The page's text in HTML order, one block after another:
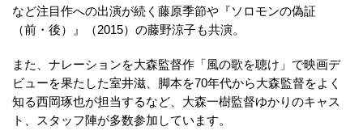
など注目作への出演が続く藤原季節や『ソロモンの偽証
（前・後）』（2015）の藤野涼子も共演。
また、ナレーションを大森監督作「風の歌を聴け」で映画デ
ビューを果たした室井滋、脚本を70年代から大森監督をよく
知る西岡琢也が担当するなど、大森一樹監督ゆかりのキャス
ト、スタッフ陣が多数参加しています。